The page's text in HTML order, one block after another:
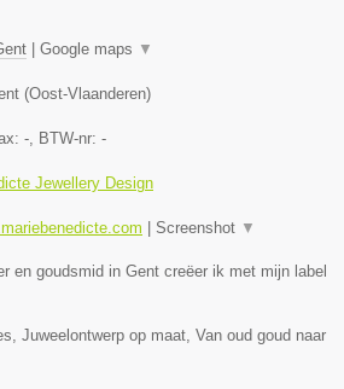
Google maps ▼
(Oost-Vlaanderen)
-, BTW-nr: -
Jewellery Design
Screenshot ▼
en goudsmid in Gent creëer ik met mijn label
Juweelontwerp op maat, Van oud goud naar